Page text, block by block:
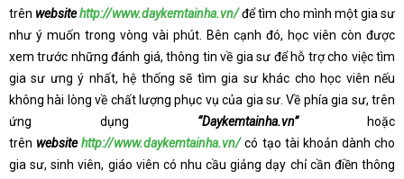
trên websitehttp://www.daykemtainha.vn/để tìm cho mình một gia sư
như ý muốn trong vòng vài phút. Bên cạnh đó, học viên còn được
xem trước những đánh giá, thông tin về gia sư để hỗ trợ cho việc tìm
gia sư ưng ý nhất, hệ thống sẽ tìm gia sư khác cho học viên nếu
không hài lòng về chất lượng phục vụ của gia sư. Về phía gia sư, trên
ứng dụng “Daykemtainha.vn”
hoặc
trên websitehttp://www.daykemtainha.vn/có tạo tài khoản dành cho
gia sư, sinh viên, giáo viên có nhu cầu giảng dạy chỉ cần điền thông